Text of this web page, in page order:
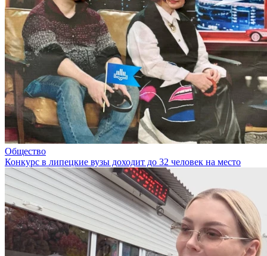
Общество
Конкурс в липецкие вузы доходит до 32 человек на место